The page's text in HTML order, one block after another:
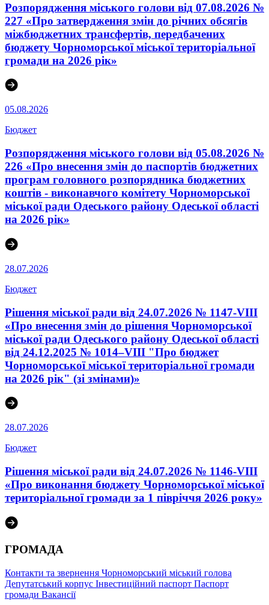
Розпорядження міського голови від 07.08.2026 №
227 «Про затвердження змін до річних обсягів
міжбюджетних трансфертів, передбачених
бюджету Чорноморської міської територіальної
громади на 2026 рік»
05.08.2026
Бюджет
Розпорядження міського голови від 05.08.2026 №
226 «Про внесення змін до паспортів бюджетних
програм головного розпорядника бюджетних
коштів - виконавчого комітету Чорноморської
міської ради Одеського району Одеської області
на 2026 рік»
28.07.2026
Бюджет
Рішення міської ради від 24.07.2026 № 1147-VIII
«Про внесення змін до рішення Чорноморської
міської ради Одеського району Одеської області
від 24.12.2025 № 1014–VІII "Про бюджет
Чорноморської міської територіальної громади
на 2026 рік" (зі змінами)»
28.07.2026
Бюджет
Рішення міської ради від 24.07.2026 № 1146-VIII
«Про виконання бюджету Чорноморської міської
територіальної громади за 1 півріччя 2026 року»
ГРОМАДА
Контакти та звернення Чорноморський міський голова
Депутатський корпус Інвестиційний паспорт Паспорт
громади Вакансії